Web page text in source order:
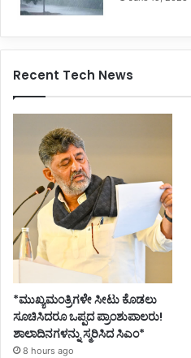
Recent Tech News
*ಮುಖ್ಯಮಂತ್ರಿಗಳೇ ಸೀಟು ಕೊಡಲು
ಸೂಚಿಸಿದರೂ ಒಪ್ಪದ ಪ್ರಾಂಶುಪಾಲರು!
ಶಾಲಾದಿನಗಳನ್ನು ಸ್ಮರಿಸಿದ ಸಿಎಂ*
8 hours ago